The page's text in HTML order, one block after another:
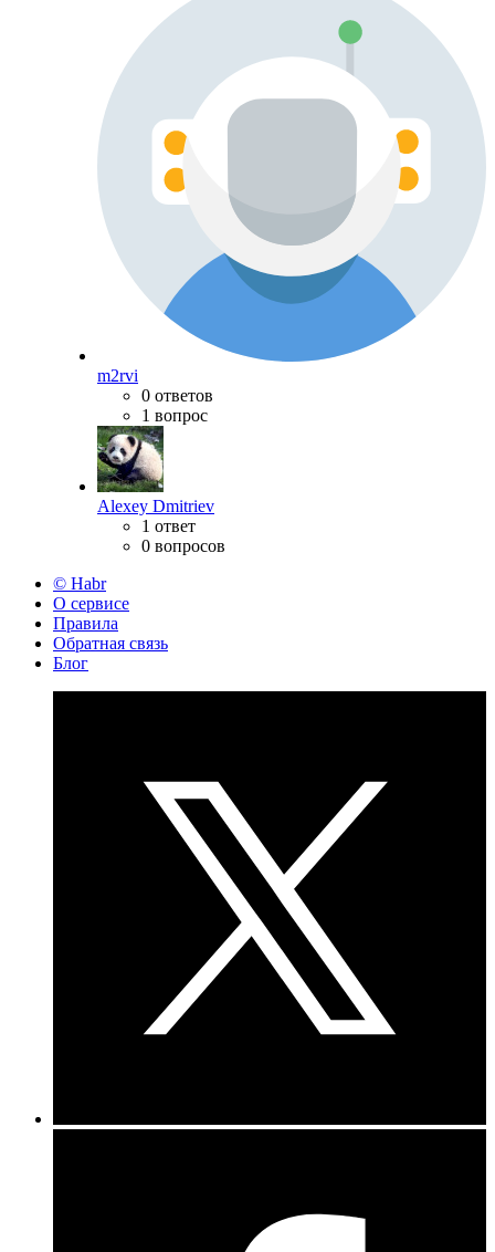
m2rvi
0 ответов
1 вопрос
Alexey Dmitriev
1 ответ
0 вопросов
© Habr
О сервисе
Правила
Обратная связь
Блог